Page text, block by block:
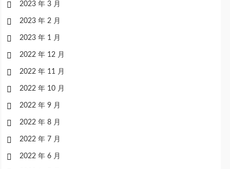
2023 年 3 月
2023 年 2 月
2023 年 1 月
2022 年 12 月
2022 年 11 月
2022 年 10 月
2022 年 9 月
2022 年 8 月
2022 年 7 月
2022 年 6 月